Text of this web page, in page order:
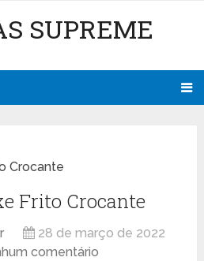
SUPREME
Crocante
Frito Crocante
28 de março de 2022
comentário